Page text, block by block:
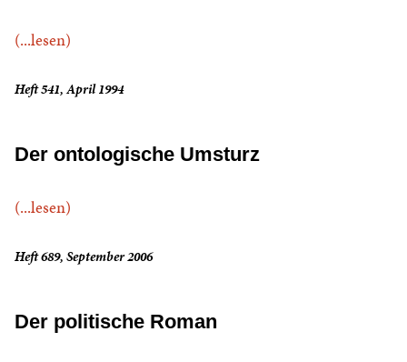
(...lesen)
Heft 541, April 1994
Der ontologische Umsturz
(...lesen)
Heft 689, September 2006
Der politische Roman